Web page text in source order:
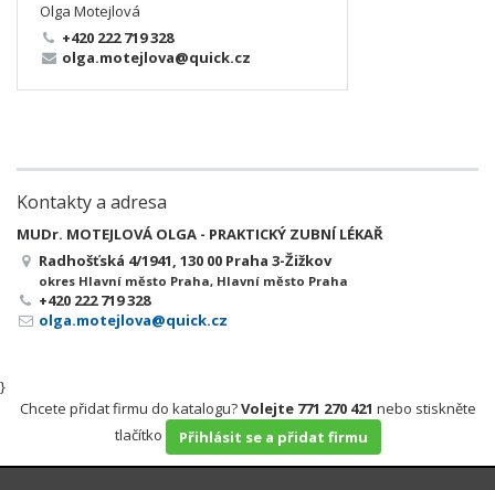
Olga Motejlová
+420 222 719 328
olga.motejlova@quick.cz
Kontakty a adresa
MUDr. MOTEJLOVÁ OLGA - PRAKTICKÝ ZUBNÍ LÉKAŘ
Radhošťská 4/1941, 130 00 Praha 3-Žižkov
okres Hlavní město Praha, Hlavní město Praha
+420 222 719 328
olga.motejlova@quick.cz
}
Chcete přidat firmu do katalogu?Volejte 771 270 421 nebo stiskněte
tlačítko
Přihlásit se a přidat firmu